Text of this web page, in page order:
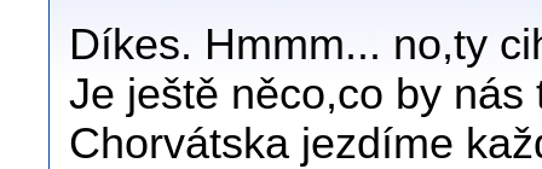
Díkes. Hmmm... no,ty
Je ještě něco,co by
Chorvátska jezdíme